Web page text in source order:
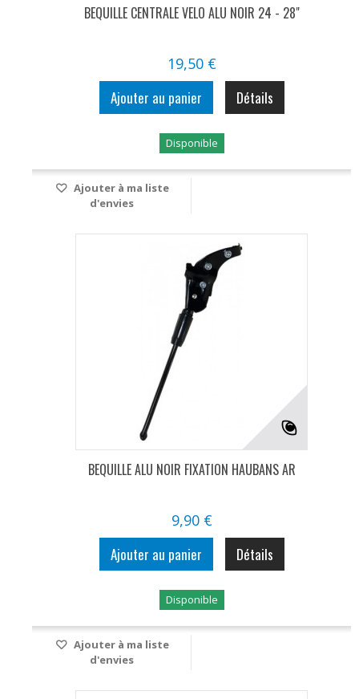
BEQUILLE CENTRALE VELO ALU NOIR 24 - 28"
19,50 €
Ajouter au panier Détails
Disponible
Ajouter à ma liste
d'envies
BEQUILLE ALU NOIR FIXATION HAUBANS AR
9,90 €
Ajouter au panier Détails
Disponible
Ajouter à ma liste
d'envies